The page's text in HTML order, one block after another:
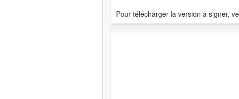
Pour télécharger la version à signer,